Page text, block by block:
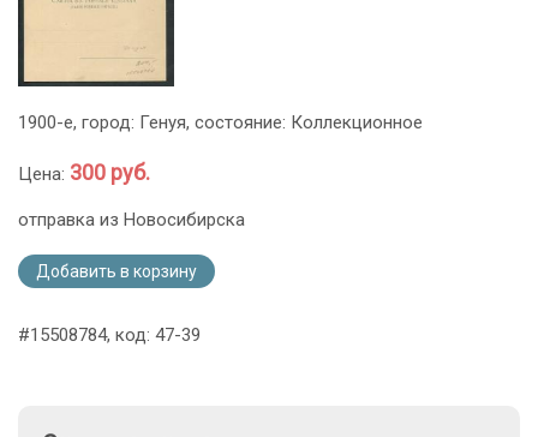
1900-е, город: Генуя, состояние: Коллекционное
Цена: 300 руб.
отправка из Новосибирска
Добавить в корзину
#15508784, код: 47-39